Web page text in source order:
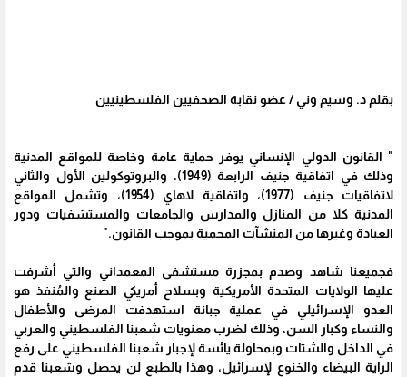
بقلم د. وسيم وني / عضو نقابة الصحفيين الفلسطينيين
" القانون الدولي الإنساني يوفر حماية عامة وخاصة للمواقع المدنية
وذلك في اتفاقية جنيف الرابعة (1949)، والبروتوكولين الأول والثاني
لاتفاقيات جنيف (1977)، واتفاقية لاهاي (1954)، وتشمل المواقع
المدنية كلا من المنازل والمدارس والجامعات والمستشفيات ودور
العبادة وغيرها من المنشآت المحمية بموجب القانون."
فجميعنا شاهد وصدم بمجزرة مستشفى المعمداني والتي أشرفت
عليها الولايات المتحدة الأمريكية وبسلاح أمريكي الصنع والمُنفذ هو
العدو الإسرائيلي في عملية جبانة استهدفت المرضى والأطفال
والنساء وكبار السن، وذلك لضرب معنويات شعبنا الفلسطيني والعربي
في الداخل والشتات وبمحاولة يائسة لإجبار شعبنا الفلسطيني على رفع
الراية البيضاء والخنوع لإسرائيل، وهذا بالطبع لن يحصل وشعبنا قدم